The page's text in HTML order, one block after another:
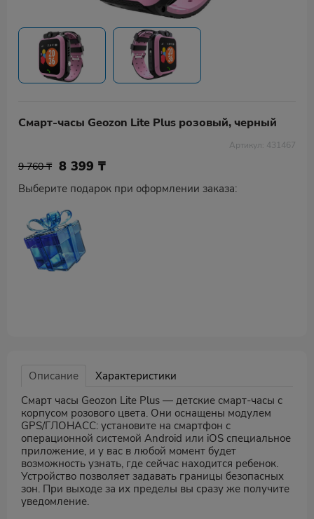
Смарт-часы Geozon Lite Plus розовый, черный
Артикул: 431467
9 760 ₸ 8 399₸
Выберите подарок при оформлении заказа:
Описание
Характеристики
Смарт часы Geozon Lite Plus — детские смарт-часы с
корпусом розового цвета. Они оснащены модулем
GPS/ГЛОНАСС: установите на смартфон с
операционной системой Android или iOS специальное
приложение, и у вас в любой момент будет
возможность узнать, где сейчас находится ребенок.
Устройство позволяет задавать границы безопасных
зон. При выходе за их пределы вы сразу же получите
уведомление.